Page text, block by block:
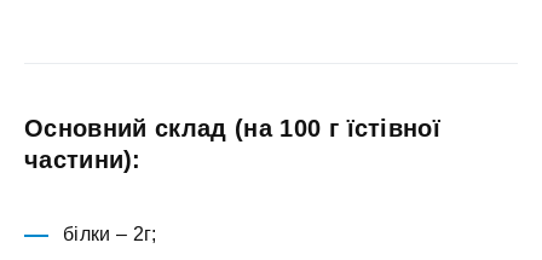
Основний склад (на 100 г їстівної
частини):
білки – 2г;